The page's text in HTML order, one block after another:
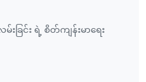
ခြင်း ရဲ့ စိတ်ကျန်းမာရေး